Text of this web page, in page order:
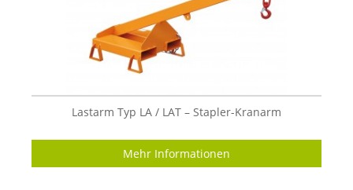
Lastarm Typ LA / LAT – Stapler-Kranarm
Mehr Informationen